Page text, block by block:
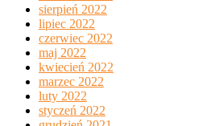
sierpień 2022
lipiec 2022
czerwiec 2022
maj 2022
kwiecień 2022
marzec 2022
luty 2022
styczeń 2022